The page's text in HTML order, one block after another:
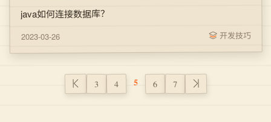
java如何连接数据库？
2023-03-26 开发技巧
3 4 5 6 7